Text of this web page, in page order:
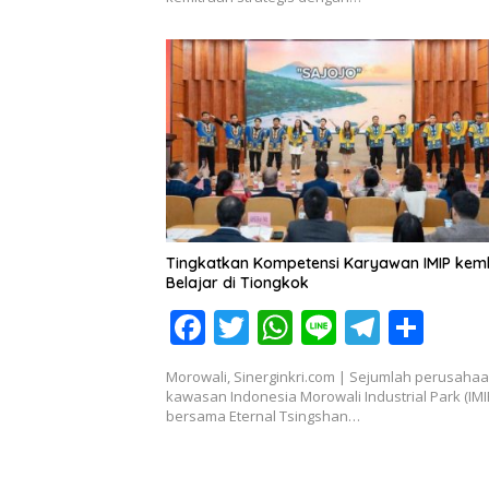
b
o
o
k
er s
A
p
p
a
m
Tingkatkan Kompetensi Karyawan IMIP
Belajar di Tiongkok
F
ac
e
b
T
w
itt
er
W
h
at
s
Li
n
e
T
el
e
h
ar
Morowali, Sinerginkri.com | Sejumlah
kawasan Indonesia Morowali Industrial Park
bersama Eternal Tsingshan…